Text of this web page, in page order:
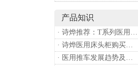
产品知识
· 诗烨推荐：T系列医用推车介绍
· 诗烨医用床头柜购买联系方式及交货时间
· 医用推车发展趋势及诗烨产品介绍